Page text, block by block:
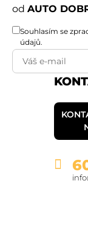
od AUTO
Souhlasím se
údajů.